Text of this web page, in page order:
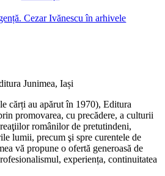
Cezar Ivănescu în arhivele
cărți au apărut în 1970), Editura
promovarea, cu precădere, a culturii
românilor de pretutindeni,
lumii, precum şi spre curentele de
vă propune o ofertă generoasă de
experiența, continuitatea